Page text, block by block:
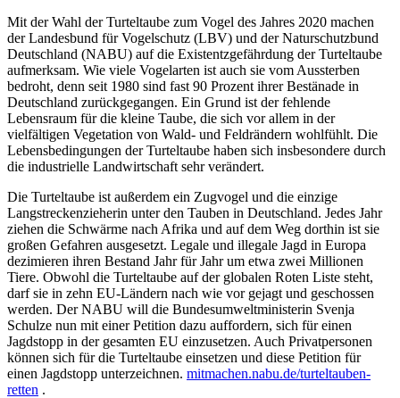
Mit der Wahl der Turteltaube zum Vogel des Jahres 2020 machen
der Landesbund für Vogelschutz (LBV) und der Naturschutzbund
Deutschland (NABU) auf die Existentzgefährdung der Turteltaube
aufmerksam. Wie viele Vogelarten ist auch sie vom Aussterben
bedroht, denn seit 1980 sind fast 90 Prozent ihrer Bestänade in
Deutschland zurückgegangen. Ein Grund ist der fehlende
Lebensraum für die kleine Taube, die sich vor allem in der
vielfältigen Vegetation von Wald- und Feldrändern wohlfühlt. Die
Lebensbedingungen der Turteltaube haben sich insbesondere durch
die industrielle Landwirtschaft sehr verändert.
Die Turteltaube ist außerdem ein Zugvogel und die einzige
Langstreckenzieherin unter den Tauben in Deutschland. Jedes Jahr
ziehen die Schwärme nach Afrika und auf dem Weg dorthin ist sie
großen Gefahren ausgesetzt. Legale und illegale Jagd in Europa
dezimieren ihren Bestand Jahr für Jahr um etwa zwei Millionen
Tiere. Obwohl die Turteltaube auf der globalen Roten Liste steht,
darf sie in zehn EU-Ländern nach wie vor gejagt und geschossen
werden. Der NABU will die Bundesumweltministerin Svenja
Schulze nun mit einer Petition dazu auffordern, sich für einen
Jagdstopp in der gesamten EU einzusetzen. Auch Privatpersonen
können sich für die Turteltaube einsetzen und diese Petition für
einen Jagdstopp unterzeichnen. mitmachen.nabu.de/turteltauben-
retten .